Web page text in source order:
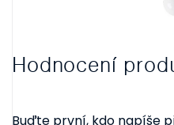
Hodnocení
Buďte první, kdo napíše